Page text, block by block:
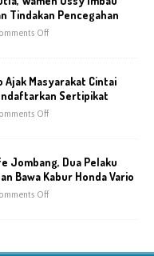
Tindakan Pencegahan
Off
Masyarakat Cintai
Sertipikat
Off
Jombang, Dua Pelaku
Bawa Kabur Honda Vario
Off